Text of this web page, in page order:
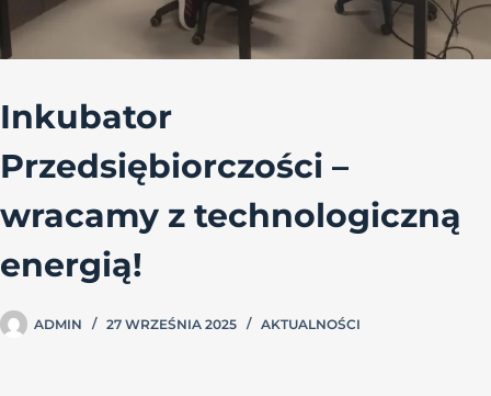
Inkubator
Przedsiębiorczości –
wracamy z technologiczną
energią!
ADMIN 27 WRZEŚNIA 2025 AKTUALNOŚCI